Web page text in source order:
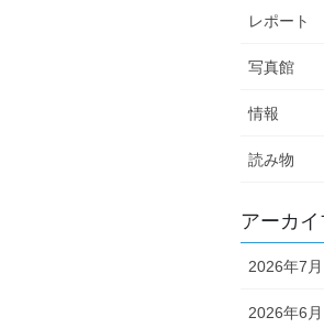
レポート
写真館
情報
読み物
アーカイ
2026年7月
2026年6月